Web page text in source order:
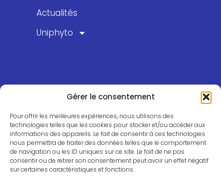
Gérer le consentement
Pour offrir les meilleures expériences, nous utilisons des
technologies telles que les cookies pour stocker et/ou accéder aux
informations des appareils. Le fait de consentir à ces technologies
nous permettra de traiter des données telles que le comportement
de navigation ou les ID uniques sur ce site. Le fait de ne pas
consentir ou de retirer son consentement peut avoir un effet négatif
sur certaines caractéristiques et fonctions.
Actualités
Uniphyto
Uniphyto – Produits En Ligne
Vos besoins
Produits
Panier